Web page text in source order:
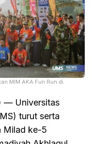
MIM AKA Fun Run di
— Universitas
turut serta
Milad ke-5